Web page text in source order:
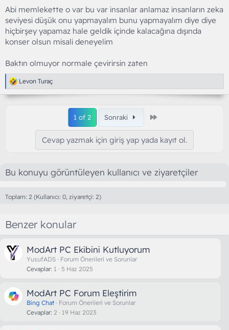
Abi memlekette o var bu var insanlar anlamaz insanların zeka
seviyesi düşük onu yapmayalım bunu yapmayalım diye diye
hiçbirşey yapamaz hale geldik içinde kalacağına dışında
konser olsun misali deneyelim
Baktın olmuyor normale çevirirsin zaten
T
e
p
Levon Turaç
1 of 2 Sonraki
Cevap yazmak için giriş yap yada kayıt ol.
Bu konuyu görüntüleyen kullanıcı ve ziyaretçiler
Toplam: 2 (Kullanıcı: 0, ziyaretçi: 2)
Benzer konular
ModArt PC Ekibini Kutluyorum
YusufADS
Forum Önerileri ve Sorunlar
Cevaplar 1 5 Haz 2025
ModArt PC Forum Eleştirim
Bing Chat
Forum Önerileri ve Sorunlar
Cevaplar 2 19 Haz 2023